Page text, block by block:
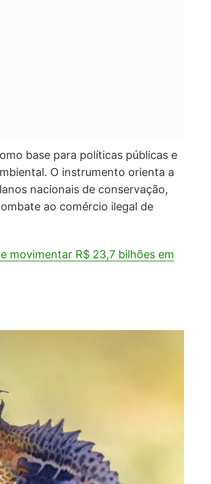
base para políticas públicas e
O instrumento orienta a
nacionais de conservação,
ao comércio ilegal de
movimentar R$ 23,7 bilhões em